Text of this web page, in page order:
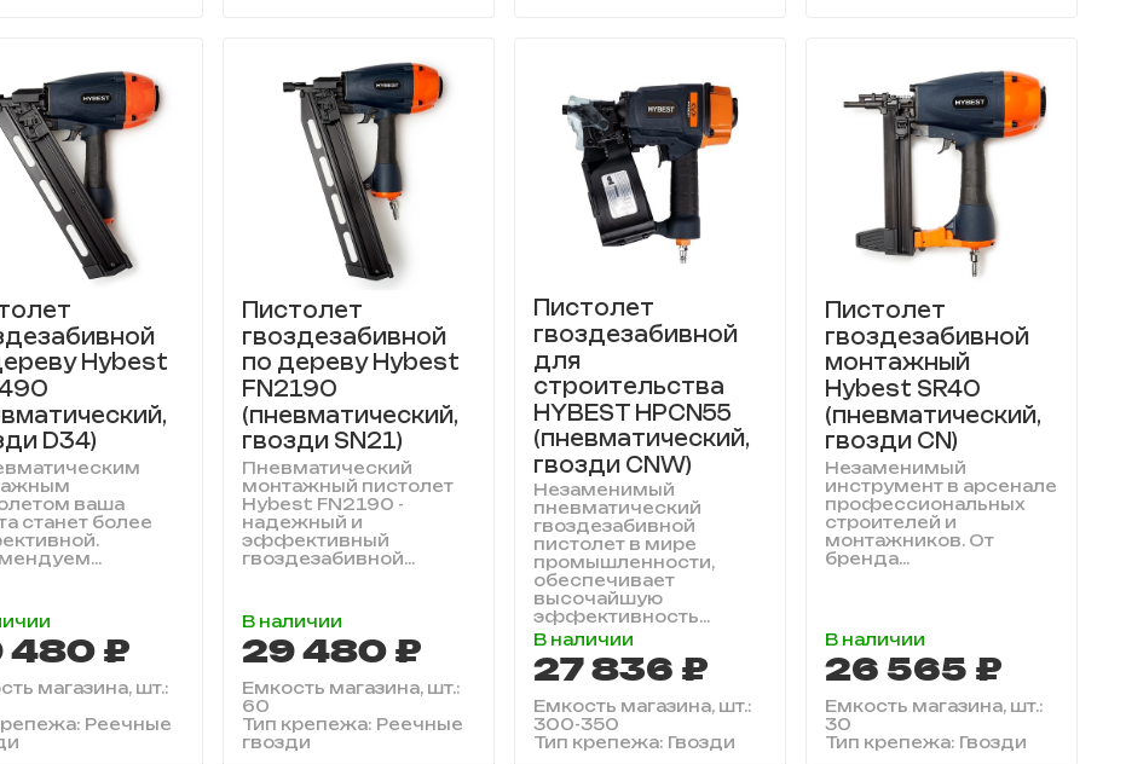
Hybest
D34)
ваша
станет более
480 ₽
магазина, шт.:
Реечные
Пистолет
гвоздезабивной
по дереву Hybest
FN2190
(пневматический,
гвозди SN21)
Пневматический
монтажный пистолет
Hybest FN2190 -
надежный и
эффективный
гвоздезабивной...
В наличии
29 480 ₽
Емкость магазина, шт.:
60
Тип крепежа: Реечные
гвозди
Пистолет
гвоздезабивной
для
строительства
HYBEST HPCN55
(пневматический,
гвозди CNW)
Незаменимый
пневматический
гвоздезабивной
пистолет в мире
промышленности,
обеспечивает
высочайшую
эффективность...
В наличии
27 836 ₽
Емкость магазина, шт.:
300-350
Тип крепежа: Гвозди
Пистолет
гвоздезабивной
монтажный
Hybest SR40
(пневматический,
гвозди CN)
Незаменимый
инструмент в арсенале
профессиональных
строителей и
монтажников. От
бренда...
В наличии
26 565 ₽
Емкость магазина, шт.:
30
Тип крепежа: Гвозди